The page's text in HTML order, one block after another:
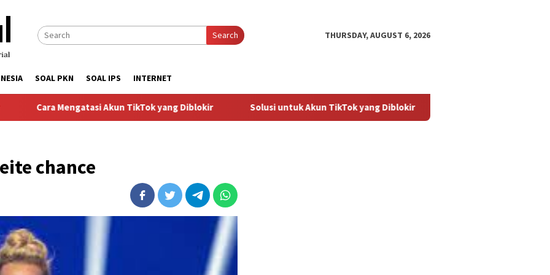
Search THURSDAY, AUGUST 6, 2026
SOAL PKN SOAL IPS INTERNET
Mengatasi Akun TikTok yang Diblokir Solusi untuk Akun TikTok yang Diblokir Panduan untuk Mengaktifkan
chance